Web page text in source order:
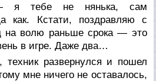
тебе не нянька, сам
как. Кстати, поздравляю с
на волю раньше срока — это
в игре. Даже два…
техник развернулся и пошел
мне ничего не оставалось,